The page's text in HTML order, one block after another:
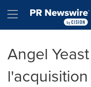
Hamburger menu
Angel